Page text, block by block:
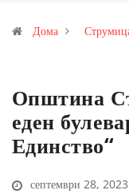
Дома
Општина
еден
Единство“
септември 28, 2023